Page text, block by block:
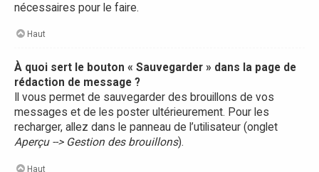
nécessaires pour le faire.
Haut
À quoi sert le bouton « Sauvegarder » dans la page de
rédaction de message ?
Il vous permet de sauvegarder des brouillons de vos
messages et de les poster ultérieurement. Pour les
recharger, allez dans le panneau de l’utilisateur (onglet
Aperçu --> Gestion des brouillons).
Haut